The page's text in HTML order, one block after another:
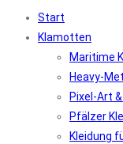
Start
Klamotten
Maritime
Heavy-
Pixel-Art
Pfälzer
Kleidung